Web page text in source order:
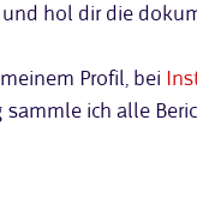
und hol dir die
Profil, bei
ich alle